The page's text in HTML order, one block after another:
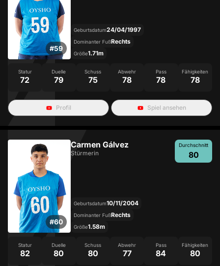
#59
Geburtsdatum24/04/1997
Dominanter FußRechts
Größe1.71m
Statur
72
Duelle
79
Schuss
75
Abwehr
78
Pass
78
Fähigkeiten
78
Profil Spiel ansehen
#60
Carmen Gálvez
Stürmerin
Durchschnitt
80
Geburtsdatum10/11/2004
Dominanter FußRechts
Größe1.58m
Statur
82
Duelle
80
Schuss
80
Abwehr
77
Pass
84
Fähigkeiten
80